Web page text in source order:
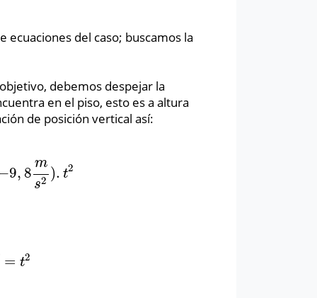
ecuaciones del caso; buscamos la
debemos despejar la
en el piso, esto es a altura
de posición vertical así:
−9, 8
m
s2 ). t2
,8m s2).t2
= t2
m/ s2